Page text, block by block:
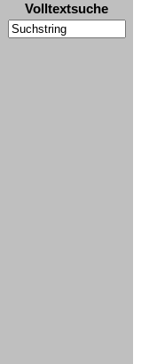
Volltextsuche